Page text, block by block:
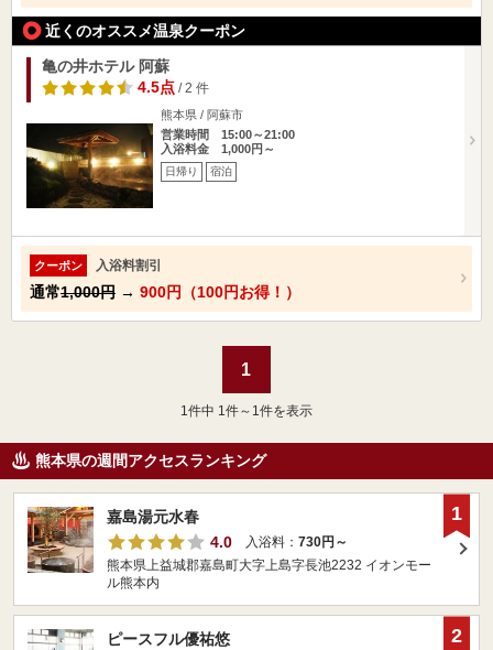
近くのオススメ温泉クーポン
亀の井ホテル 阿蘇
4.5点/ 2 件
熊本県 / 阿蘇市
営業時間 15:00～21:00
入浴料金 1,000円～
日帰り 宿泊
クーポン 入浴料割引
通常1,000円 → 900円（100円お得！）
1
1 件中 1件～1件を表示
熊本県の週間アクセスランキング
嘉島湯元水春
4.0
入浴料： 730円～
熊本県上益城郡嘉島町大字上島字長池2232 イオンモー
ル熊本内
1
ピースフル優祐悠
2